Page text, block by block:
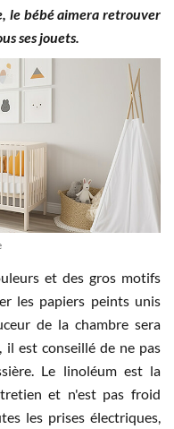
le bébé aimera retrouver
ses jouets.
et des gros motifs
les papiers peints unis
de la chambre sera
est conseillé de ne pas
Le linoléum est la
et n'est pas froid
les prises électriques,